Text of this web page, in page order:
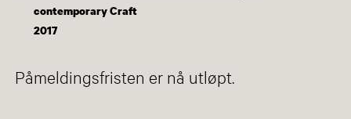
contemporary Craft
2017
Påmeldingsfristen er nå utløpt.